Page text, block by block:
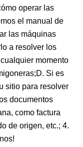
operar las
el manual de
las máquinas
a resolver los
momento
Si es
sitio para resolver
documentos
como factura
de origen, etc.; 4.